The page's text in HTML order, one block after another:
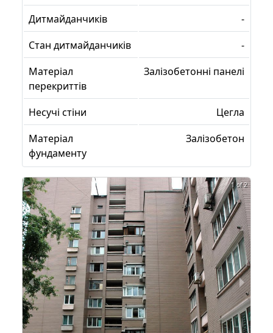
Дитмайданчиків
-
Стан дитмайданчиків
-
Матеріал
перекриттів
Залізобетонні панелі
Несучі стіни
Цегла
Матеріал
фундаменту
Залізобетон
1 of 2